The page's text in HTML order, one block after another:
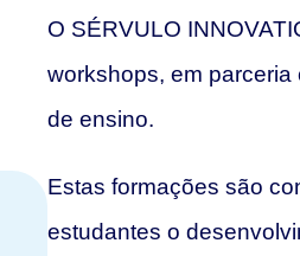
O SÉRVULO
workshops, em
de ensino.
Estas formações são
estudantes o